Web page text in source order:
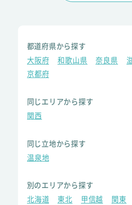
都道府県から探す
大阪府
和歌山県 奈良県
京都府
同じエリアから探す
関西
同じ立地から探す
温泉地
別のエリアから探す
北海道
東北 甲信越 関東